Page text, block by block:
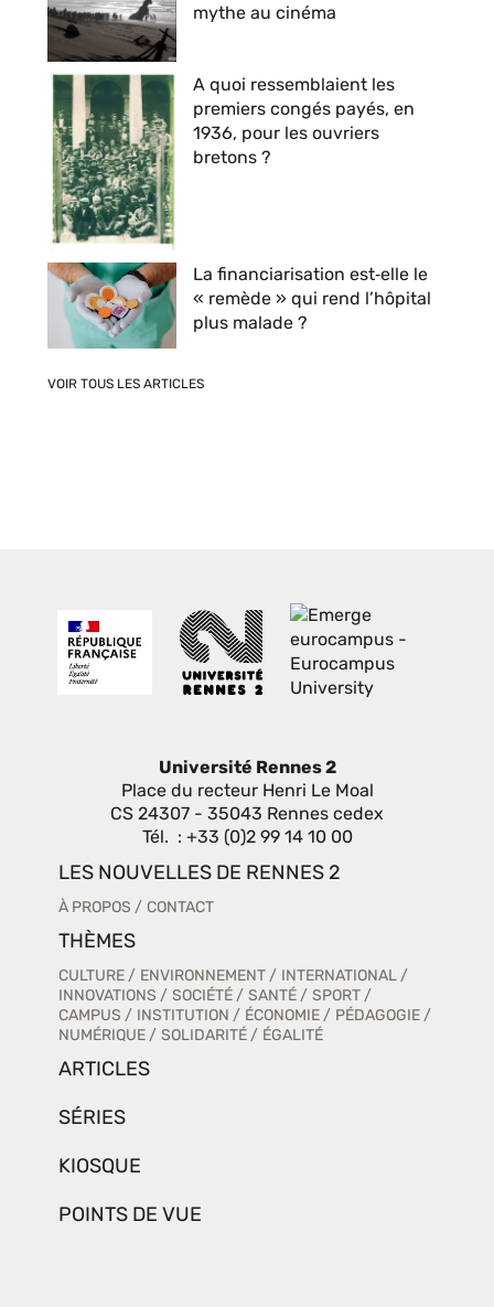
mythe au cinéma
A quoi ressemblaient les
premiers congés payés, en
1936, pour les ouvriers
bretons ?
La financiarisation est‑elle le
« remède » qui rend l’hôpital
plus malade ?
VOIR TOUS LES ARTICLES
Université Rennes 2
Place du recteur Henri Le Moal
CS 24307 - 35043 Rennes cedex
Tél. : +33 (0)2 99 14 10 00
LES NOUVELLES DE RENNES 2
À PROPOS CONTACT
THÈMES
CULTURE ENVIRONNEMENT
INTERNATIONAL
INNOVATIONS
SOCIÉTÉ SANTÉ
SPORT
CAMPUS
INSTITUTION ÉCONOMIE
PÉDAGOGIE
NUMÉRIQUE
SOLIDARITÉ ÉGALITÉ
ARTICLES
SÉRIES
KIOSQUE
POINTS DE VUE